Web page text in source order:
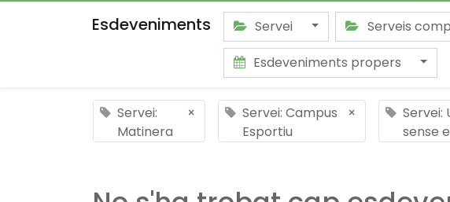
Esdeveniments Servei Serveis
Esdeveniments propers
Servei:
Matinera
×
Servei: Campus
Esportiu
×
Servei:
sense